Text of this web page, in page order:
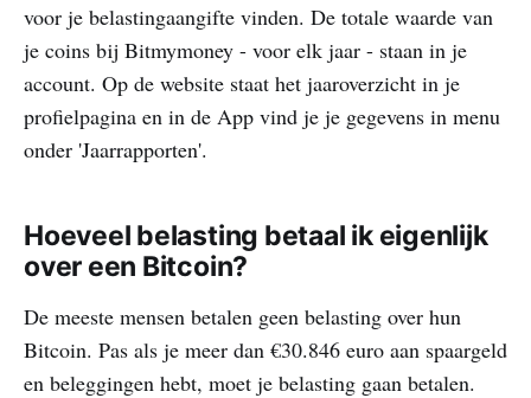
voor je belastingaangifte vinden. De totale waarde van
je coins bij Bitmymoney - voor elk jaar - staan in je
account. Op de website staat het jaaroverzicht in je
profielpagina en in de App vind je je gegevens in menu
onder 'Jaarrapporten'.
Hoeveel belasting betaal ik eigenlijk
over een Bitcoin?
De meeste mensen betalen geen belasting over hun
Bitcoin. Pas als je meer dan €30.846 euro aan spaargeld
en beleggingen hebt, moet je belasting gaan betalen.